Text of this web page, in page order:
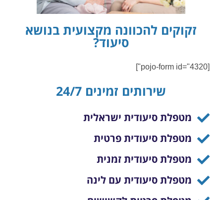
זקוקים להכוונה מקצועית בנושא
סיעוד?
[pojo-form id="4320"]
שירותים זמינים 24/7
מטפלת סיעודית ישראלית
מטפלת סיעודית פרטית
מטפלת סיעודית זמנית
מטפלת סיעודית עם לינה